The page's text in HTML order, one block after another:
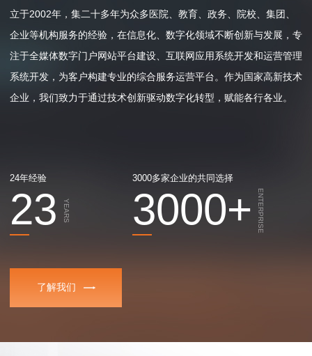
立于2002年，集二十多年为众多医院、教育、政务、院校、集团、
企业等机构服务的经验，在信息化、数字化领域不断创新与发展，专
注于全媒体数字门户网站平台建设、互联网应用系统开发和运营管理
系统开发，为客户构建专业的综合服务运营平台。作为国家高新技术
企业，我们致力于通过技术创新驱动数字化转型，赋能各行各业。
24年经验
23
3000多家企业的共同选择
3000+
了解我们